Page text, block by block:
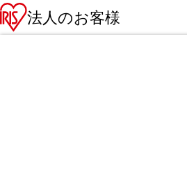
法人のお客様